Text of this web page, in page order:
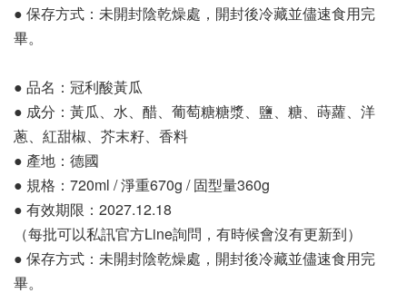
● 保存方式：未開封陰乾燥處，開封後冷藏並儘速食用完
畢。
● 品名：冠利酸黃瓜
● 成分：黃瓜、水、醋、葡萄糖糖漿、鹽、糖、蒔蘿、洋
蔥、紅甜椒、芥末籽、香料
● 產地：德國
● 規格：720ml / 淨重670g / 固型量360g
● 有效期限：2027.12.18
（每批可以私訊官方Line詢問，有時候會沒有更新到）
● 保存方式：未開封陰乾燥處，開封後冷藏並儘速食用完
畢。